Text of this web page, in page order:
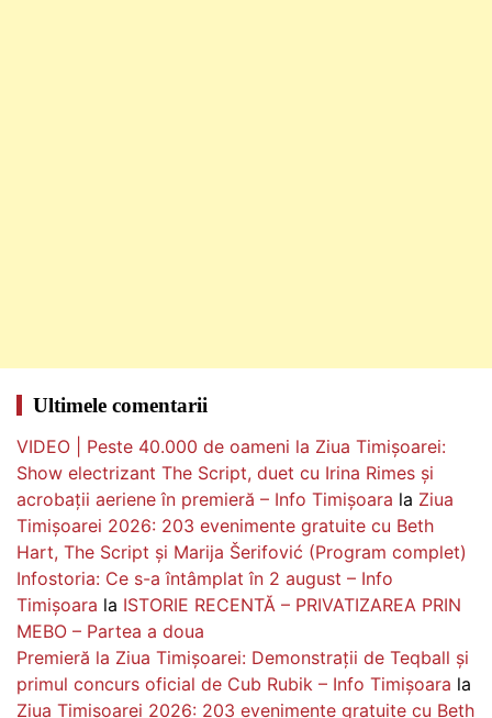
Ultimele comentarii
VIDEO | Peste 40.000 de oameni la Ziua Timișoarei:
Show electrizant The Script, duet cu Irina Rimes și
acrobații aeriene în premieră – Info Timișoara la Ziua
Timișoarei 2026: 203 evenimente gratuite cu Beth
Hart, The Script și Marija Šerifović (Program complet)
Infostoria: Ce s-a întâmplat în 2 august – Info
Timișoara la ISTORIE RECENTĂ – PRIVATIZAREA PRIN
MEBO – Partea a doua
Premieră la Ziua Timișoarei: Demonstrații de Teqball și
primul concurs oficial de Cub Rubik – Info Timișoara la
Ziua Timișoarei 2026: 203 evenimente gratuite cu Beth